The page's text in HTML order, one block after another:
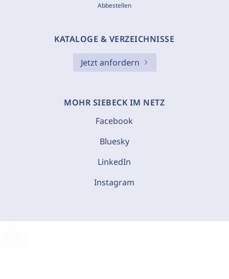
Abbestellen
KATALOGE & VERZEICHNISSE
Jetzt anfordern
MOHR SIEBECK IM NETZ
Facebook
Bluesky
LinkedIn
Instagram